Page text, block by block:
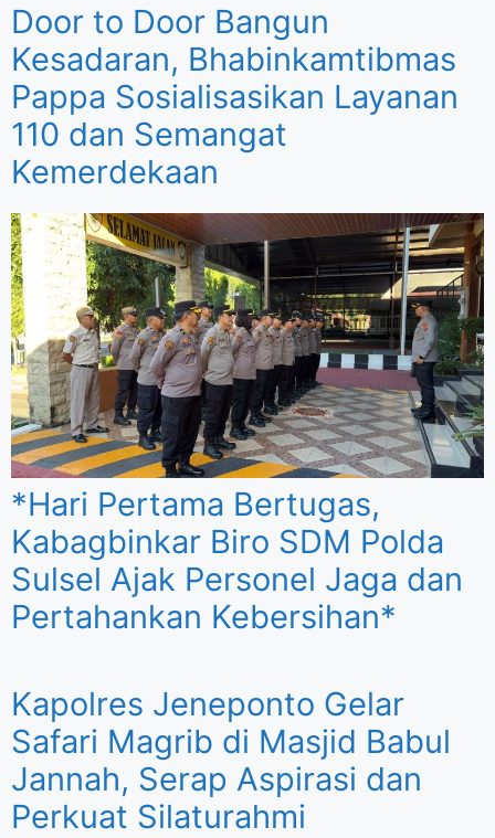
Door to Door Bangun
Kesadaran, Bhabinkamtibmas
Pappa Sosialisasikan Layanan
110 dan Semangat
Kemerdekaan
*Hari Pertama Bertugas,
Kabagbinkar Biro SDM Polda
Sulsel Ajak Personel Jaga dan
Pertahankan Kebersihan*
Kapolres Jeneponto Gelar
Safari Magrib di Masjid Babul
Jannah, Serap Aspirasi dan
Perkuat Silaturahmi